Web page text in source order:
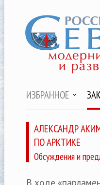
ИЗБРАННОЕ
АЛЕКСАНДР
ПО АРКТИКЕ
Обсуждения и
В ходе